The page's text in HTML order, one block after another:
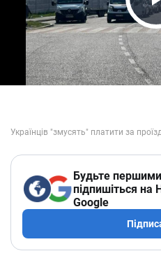
Будьте першими
підпишіться на
Google